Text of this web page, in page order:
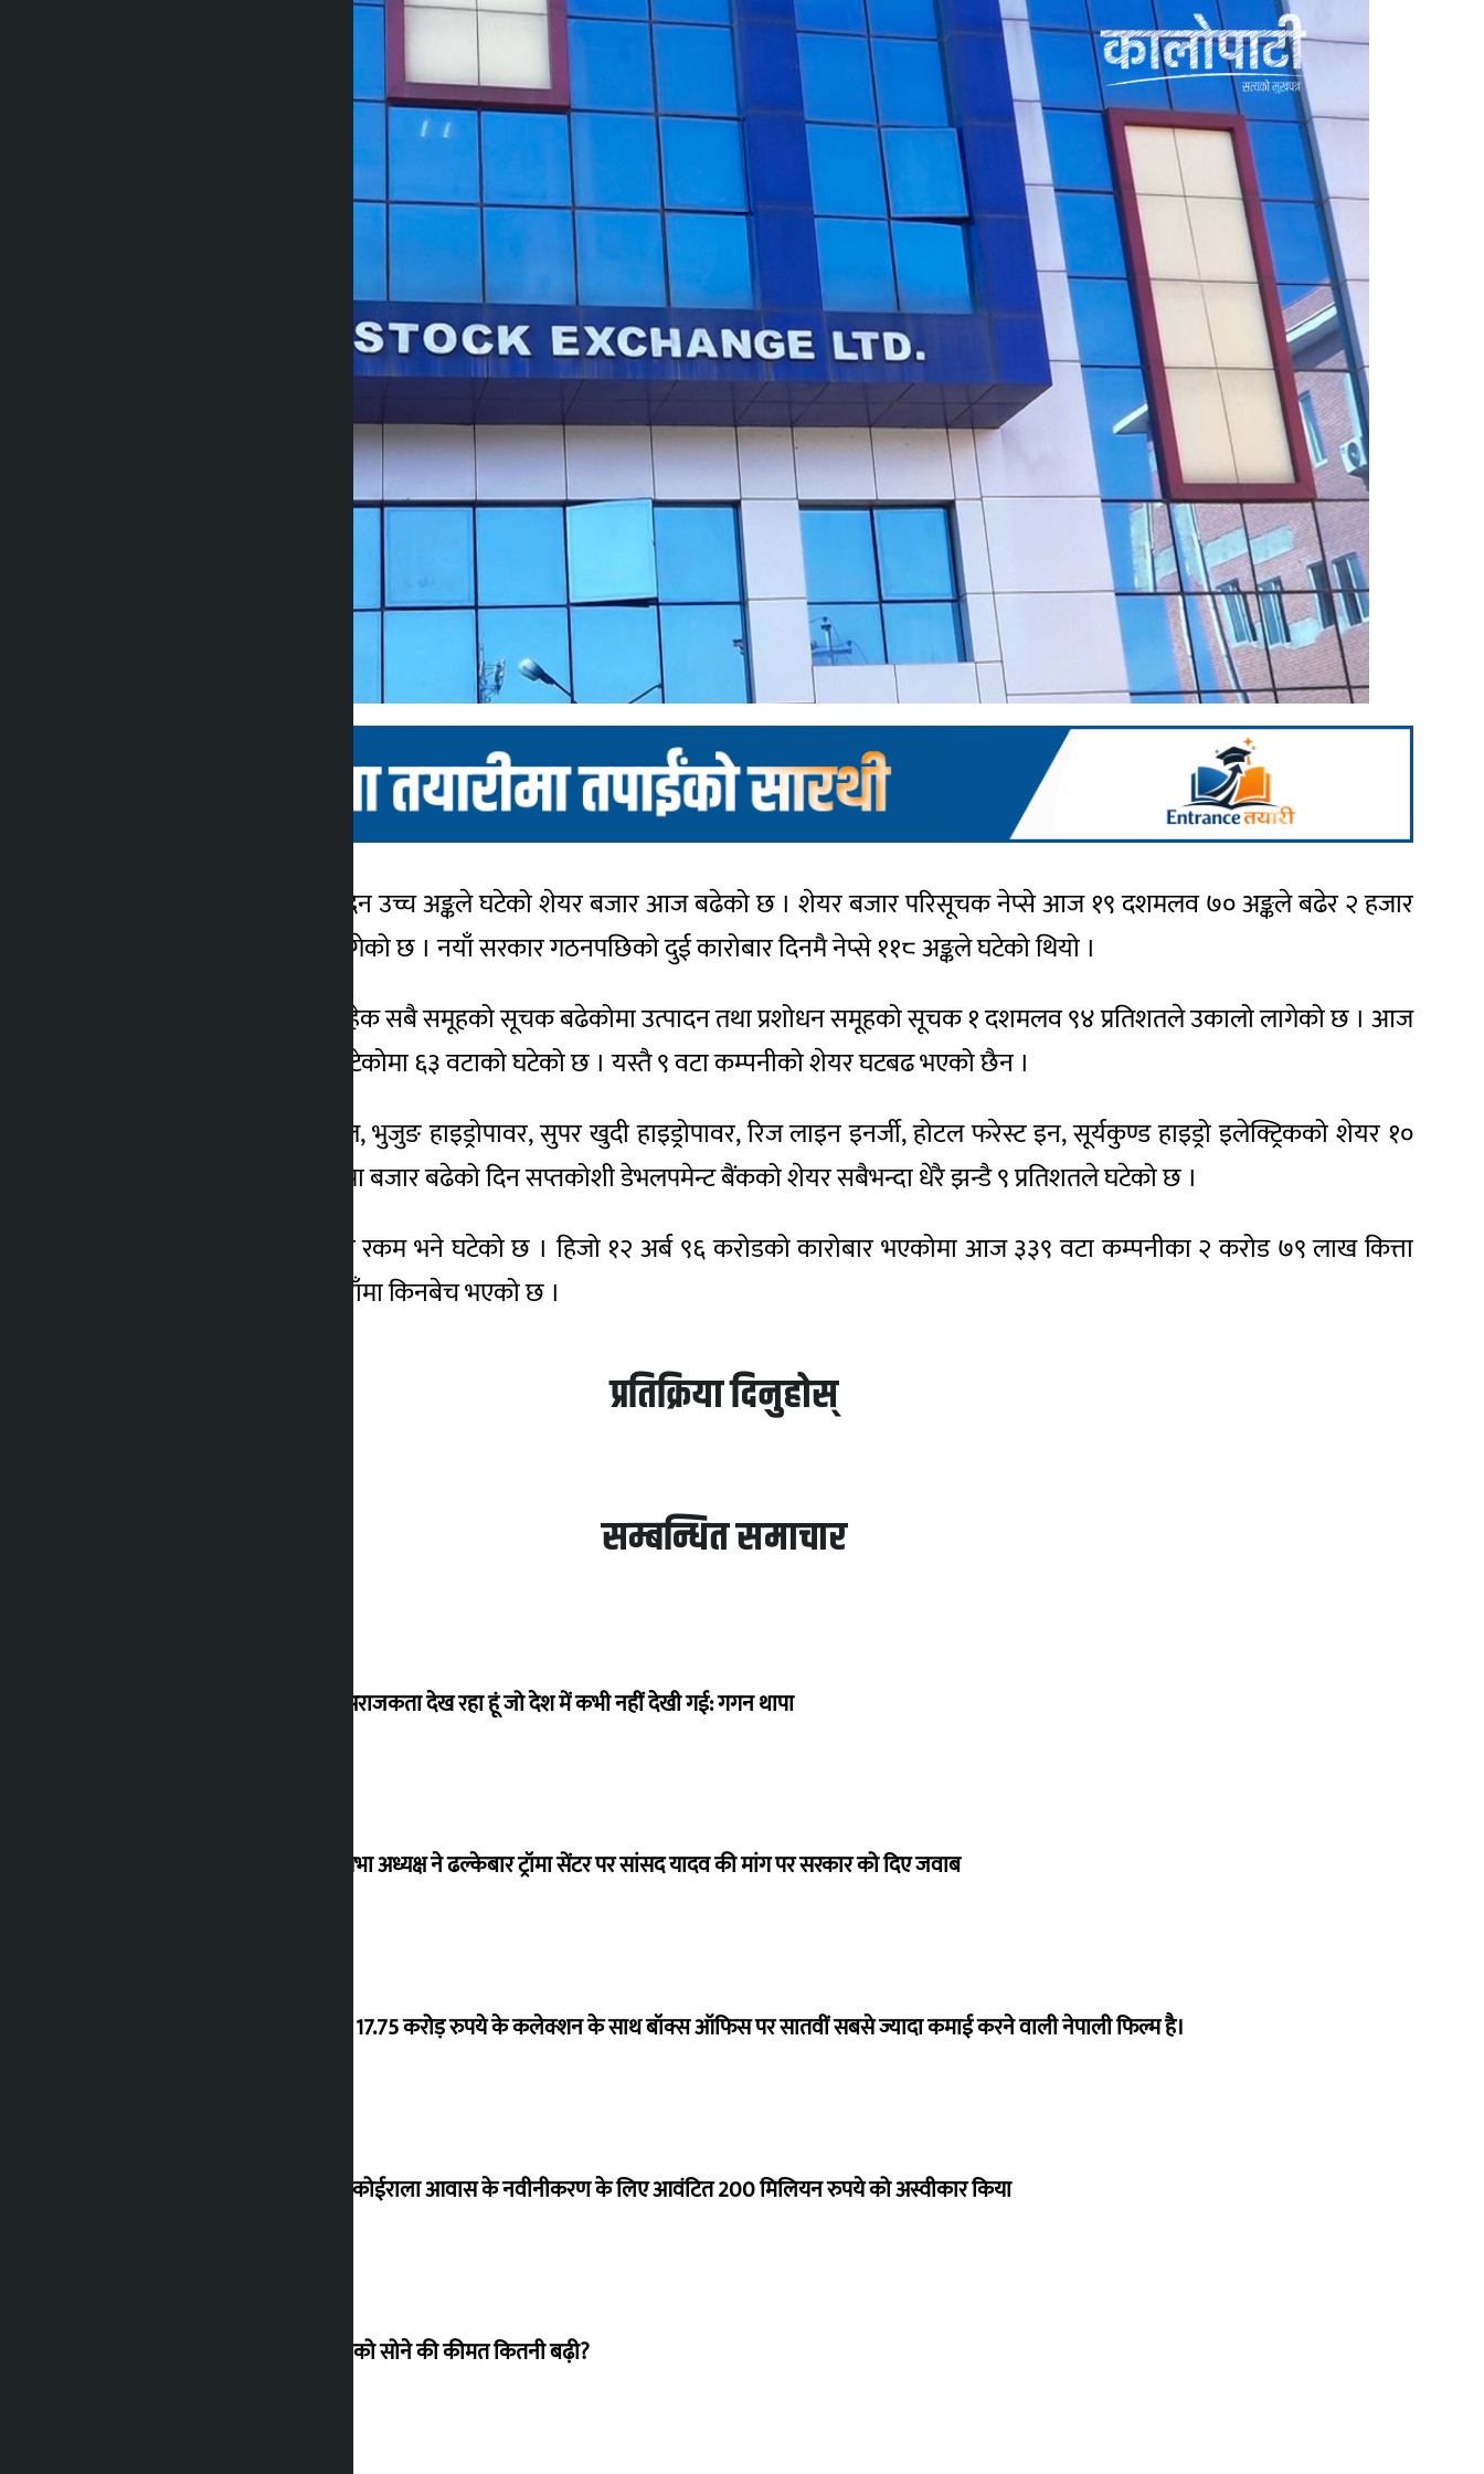
काठमाण्डौ – लगातार दुई दिन उच्च अङ्कले घटेको शेयर बजार आज बढेको छ । शेयर बजार परिसूचक नेप्से आज १९ दशमलव ७० अङ्कले बढेर २ हजार
८५१ दशमलव ०९ विन्दुमा पुगेको छ । नयाँ सरकार गठनपछिको दुई कारोबार दिनमै नेप्से ११८ अङ्कले घटेको थियो ।
आज म्युचल फन्ड र अन्य बाहेक सबै समूहको सूचक बढेकोमा उत्पादन तथा प्रशोधन समूहको सूचक १ दशमलव ९४ प्रतिशतले उकालो लागेको छ । आज
१९५ वटा कम्पनीको शेयर घटेकोमा ६३ वटाको घटेको छ । यस्तै ९ वटा कम्पनीको शेयर घटबढ भएको छैन ।
आज रिलायन्स स्पिनिङ मिल, भुजुङ हाइड्रोपावर, सुपर खुदी हाइड्रोपावर, रिज लाइन इनर्जी, होटल फरेस्ट इन, सूर्यकुण्ड हाइड्रो इलेक्ट्रिकको शेयर १०
प्रतिशतले बढेको छ । समग्रमा बजार बढेको दिन सप्तकोशी डेभलपमेन्ट बैंकको शेयर सबैभन्दा धेरै झन्डै ९ प्रतिशतले घटेको छ ।
आज नेप्से बढे पनि कारोबार रकम भने घटेको छ । हिजो १२ अर्ब ९६ करोडको कारोबार भएकोमा आज ३३९ वटा कम्पनीका २ करोड ७९ लाख कित्ता
शेयर ११ अर्ब ११ करोड रुपैयाँमा किनबेच भएको छ ।
प्रतिक्रिया दिनुहोस्
सम्बन्धित समाचार
मैं ऐसी अराजकता देख रहा हूं जो देश में कभी नहीं देखी गई: गगन थापा
विधानसभा अध्यक्ष ने ढल्केबार ट्रॉमा सेंटर पर सांसद यादव की मांग पर सरकार को दिए जवाब
‘गौंथली’ 17.75 करोड़ रुपये के कलेक्शन के साथ बॉक्स ऑफिस पर सातवीं सबसे ज्यादा कमाई करने वाली नेपाली फिल्म है।
शेखर ने कोईराला आवास के नवीनीकरण के लिए आवंटित 200 मिलियन रुपये को अस्वीकार किया
शुक्रवार को सोने की कीमत कितनी बढ़ी?